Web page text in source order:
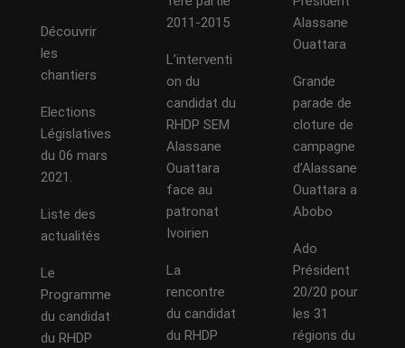
Découvrir
les
chantiers
Elections
Législatives
du 06 mars
2021.
Liste des
actualités
Le
Programme
du candidat
du RHDP
2011-2015
L’interventi
on du
candidat du
RHDP SEM
Alassane
Ouattara
face au
patronat
Ivoirien
La
rencontre
du candidat
du RHDP
Alassane
Ouattara
Grande
parade de
cloture de
campagne
d’Alassane
Ouattara a
Abobo
Ado
Président
20/20 pour
les 31
régions du